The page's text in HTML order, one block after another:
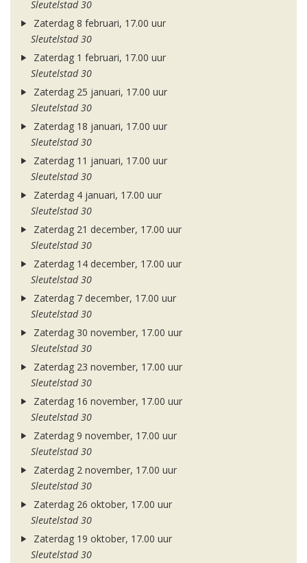
Sleutelstad 30
Zaterdag 8 februari, 17.00 uur
Sleutelstad 30
Zaterdag 1 februari, 17.00 uur
Sleutelstad 30
Zaterdag 25 januari, 17.00 uur
Sleutelstad 30
Zaterdag 18 januari, 17.00 uur
Sleutelstad 30
Zaterdag 11 januari, 17.00 uur
Sleutelstad 30
Zaterdag 4 januari, 17.00 uur
Sleutelstad 30
Zaterdag 21 december, 17.00 uur
Sleutelstad 30
Zaterdag 14 december, 17.00 uur
Sleutelstad 30
Zaterdag 7 december, 17.00 uur
Sleutelstad 30
Zaterdag 30 november, 17.00 uur
Sleutelstad 30
Zaterdag 23 november, 17.00 uur
Sleutelstad 30
Zaterdag 16 november, 17.00 uur
Sleutelstad 30
Zaterdag 9 november, 17.00 uur
Sleutelstad 30
Zaterdag 2 november, 17.00 uur
Sleutelstad 30
Zaterdag 26 oktober, 17.00 uur
Sleutelstad 30
Zaterdag 19 oktober, 17.00 uur
Sleutelstad 30